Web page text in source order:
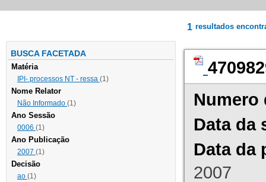
BUSCA FACETADA
Matéria
IPI- processos NT - ressa (1)
Nome Relator
Não Informado (1)
Ano Sessão
0006 (1)
Ano Publicação
2007 (1)
Decisão
ao (1)
1 resultados
Numero
Data da
Data da
2007